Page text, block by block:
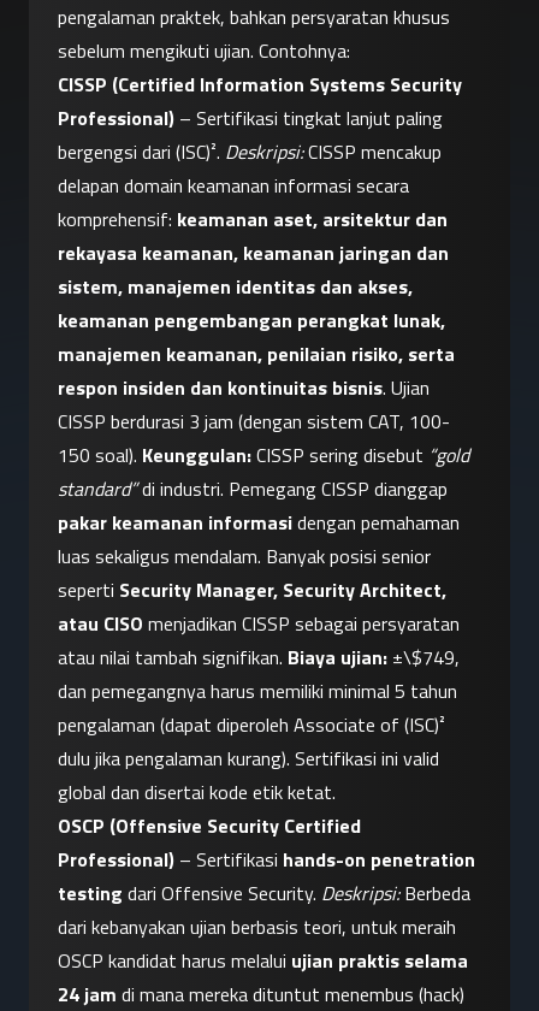
pengalaman praktek, bahkan persyaratan khusus
sebelum mengikuti ujian. Contohnya:
CISSP (Certified Information Systems Security
Professional) – Sertifikasi tingkat lanjut paling
bergengsi dari (ISC)². Deskripsi: CISSP mencakup
delapan domain keamanan informasi secara
komprehensif: keamanan aset, arsitektur dan
rekayasa keamanan, keamanan jaringan dan
sistem, manajemen identitas dan akses,
keamanan pengembangan perangkat lunak,
manajemen keamanan, penilaian risiko, serta
respon insiden dan kontinuitas bisnis. Ujian
CISSP berdurasi 3 jam (dengan sistem CAT, 100-
150 soal). Keunggulan: CISSP sering disebut “gold
standard”
pakar keamanan informasi dengan pemahaman
luas sekaligus mendalam. Banyak posisi senior
seperti Security Manager, Security Architect,
atau CISO menjadikan CISSP sebagai persyaratan
atau nilai tambah signifikan. Biaya ujian: ±\$749,
dan pemegangnya harus memiliki minimal 5 tahun
pengalaman (dapat diperoleh Associate of (ISC)²
dulu jika pengalaman kurang). Sertifikasi ini valid
global dan disertai kode etik ketat.
OSCP (Offensive Security Certified
Professional) – Sertifikasi hands-on penetration
testing dari Offensive Security. Deskripsi: Berbeda
dari kebanyakan ujian berbasis teori, untuk meraih
OSCP kandidat harus melalui ujian praktis selama
24 jam di mana mereka dituntut menembus (hack)